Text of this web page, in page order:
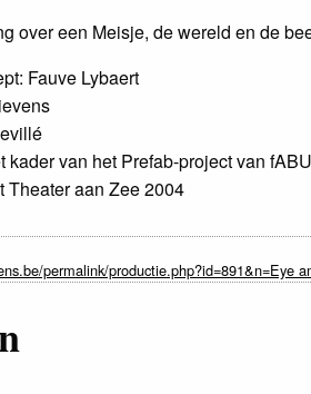
over een Meisje, de wereld en de
Fauve Lybaert
kader van het Prefab-project van
Theater aan Zee 2004
permalink/productie.php?id=891&n=Eye